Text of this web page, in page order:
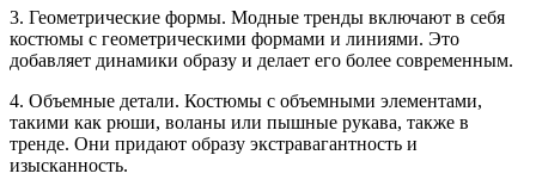
3. Геометрические формы. Модные тренды включают в себя
костюмы с геометрическими формами и линиями. Это
добавляет динамики образу и делает его более современным.
4. Объемные детали. Костюмы с объемными элементами,
такими как рюши, воланы или пышные рукава, также в
тренде. Они придают образу экстравагантность и
изысканность.